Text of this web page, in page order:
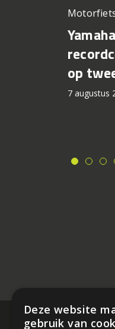
op
7 augustus
Deze website
gebruik van